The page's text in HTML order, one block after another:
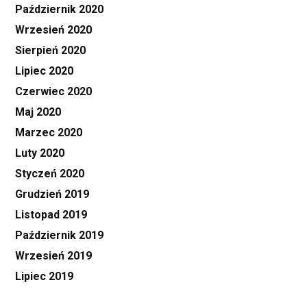
Październik 2020
Wrzesień 2020
Sierpień 2020
Lipiec 2020
Czerwiec 2020
Maj 2020
Marzec 2020
Luty 2020
Styczeń 2020
Grudzień 2019
Listopad 2019
Październik 2019
Wrzesień 2019
Lipiec 2019